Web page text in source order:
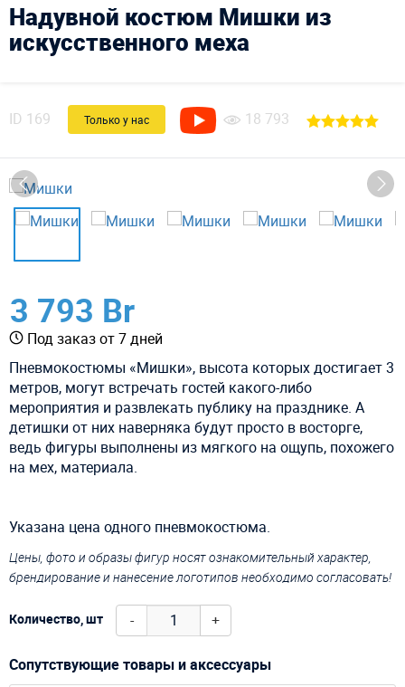
Надувной костюм Мишки из
искусственного меха
ID 169 Только у нас 18 793
3 793 Br
Под заказ от 7 дней
Пневмокостюмы «Мишки», высота которых достигает 3
метров, могут встречать гостей какого-либо
мероприятия и развлекать публику на празднике. А
детишки от них наверняка будут просто в восторге,
ведь фигуры выполнены из мягкого на ощупь, похожего
на мех, материала.
Указана цена одного пневмокостюма.
Цены, фото и образы фигур носят ознакомительный характер,
брендирование и нанесение логотипов необходимо согласовать!
Количество, шт - +
Сопутствующие товары и аксессуары